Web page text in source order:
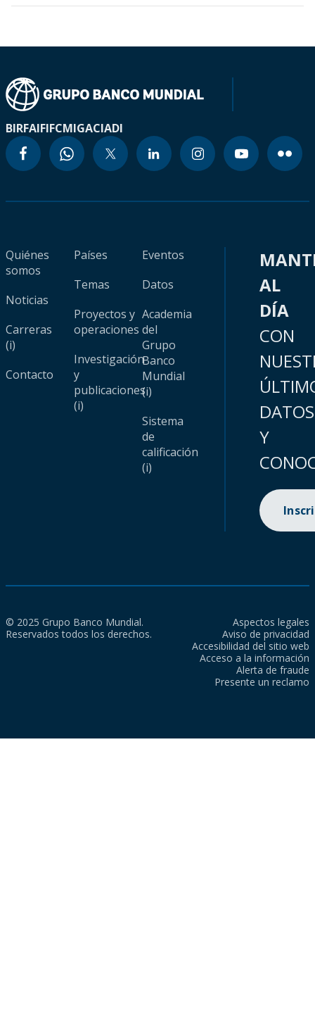
BIRFAIFIFCMIGACIADI
Quiénes
somos
Noticias
Carreras
(i)
Contacto
Países
Temas
Proyectos y
operaciones
Investigación
y
publicaciones
(i)
Eventos
Datos
Academia
del
Grupo
Banco
Mundial
(i)
Sistema
de
calificación
(i)
AL
DÍA
CON
DATOS
Y
© 2025 Grupo Banco Mundial.
Reservados todos los derechos.
Aspectos legales
Aviso de privacidad
Accesibilidad del sitio web
Acceso a la información
Alerta de fraude
Presente un reclamo